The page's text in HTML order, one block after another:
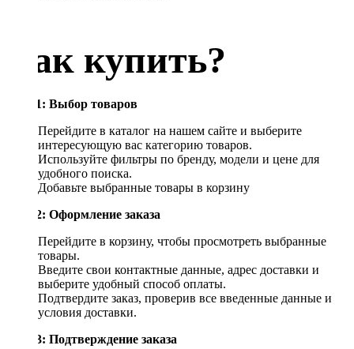
Как купить?
Шаг 1: Выбор товаров
Перейдите в каталог на нашем сайте и выберите
интересующую вас категорию товаров.
Используйте фильтры по бренду, модели и цене для
удобного поиска.
Добавьте выбранные товары в корзину
Шаг 2: Оформление заказа
Перейдите в корзину, чтобы просмотреть выбранные
товары.
Введите свои контактные данные, адрес доставки и
выберите удобный способ оплаты.
Подтвердите заказ, проверив все введенные данные и
условия доставки.
Шаг 3: Подтверждение заказа